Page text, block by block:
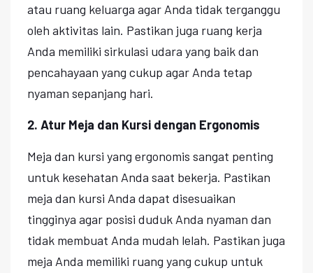
atau ruang keluarga agar Anda tidak terganggu
oleh aktivitas lain. Pastikan juga ruang kerja
Anda memiliki sirkulasi udara yang baik dan
pencahayaan yang cukup agar Anda tetap
nyaman sepanjang hari.
2. Atur Meja dan Kursi dengan Ergonomis
Meja dan kursi yang ergonomis sangat penting
untuk kesehatan Anda saat bekerja. Pastikan
meja dan kursi Anda dapat disesuaikan
tingginya agar posisi duduk Anda nyaman dan
tidak membuat Anda mudah lelah. Pastikan juga
meja Anda memiliki ruang yang cukup untuk